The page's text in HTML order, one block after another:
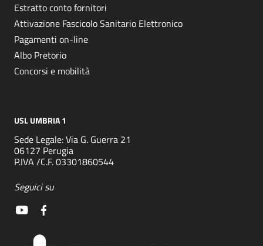
Estratto conto fornitori
Attivazione Fascicolo Sanitario Elettronico
Pagamenti on-line
Albo Pretorio
Concorsi e mobilità
USL UMBRIA 1
Sede Legale: Via G. Guerra 21
06127 Perugia
P.IVA /C.F. 03301860544
Seguici su